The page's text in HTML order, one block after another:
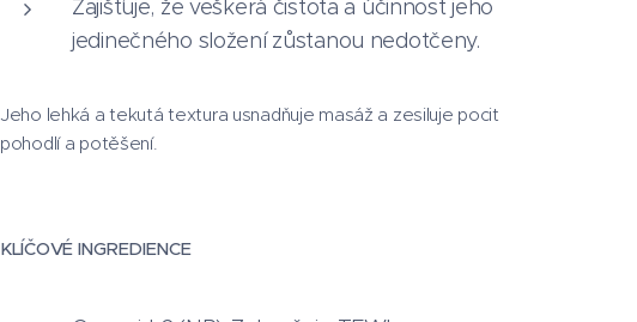
Zajišťuje, že veškerá čistota a účinnost jeho
jedinečného složení zůstanou nedotčeny.
Jeho lehká a tekutá textura usnadňuje masáž a zesiluje pocit
pohodlí a potěšení.
KLÍČOVÉ INGREDIENCE